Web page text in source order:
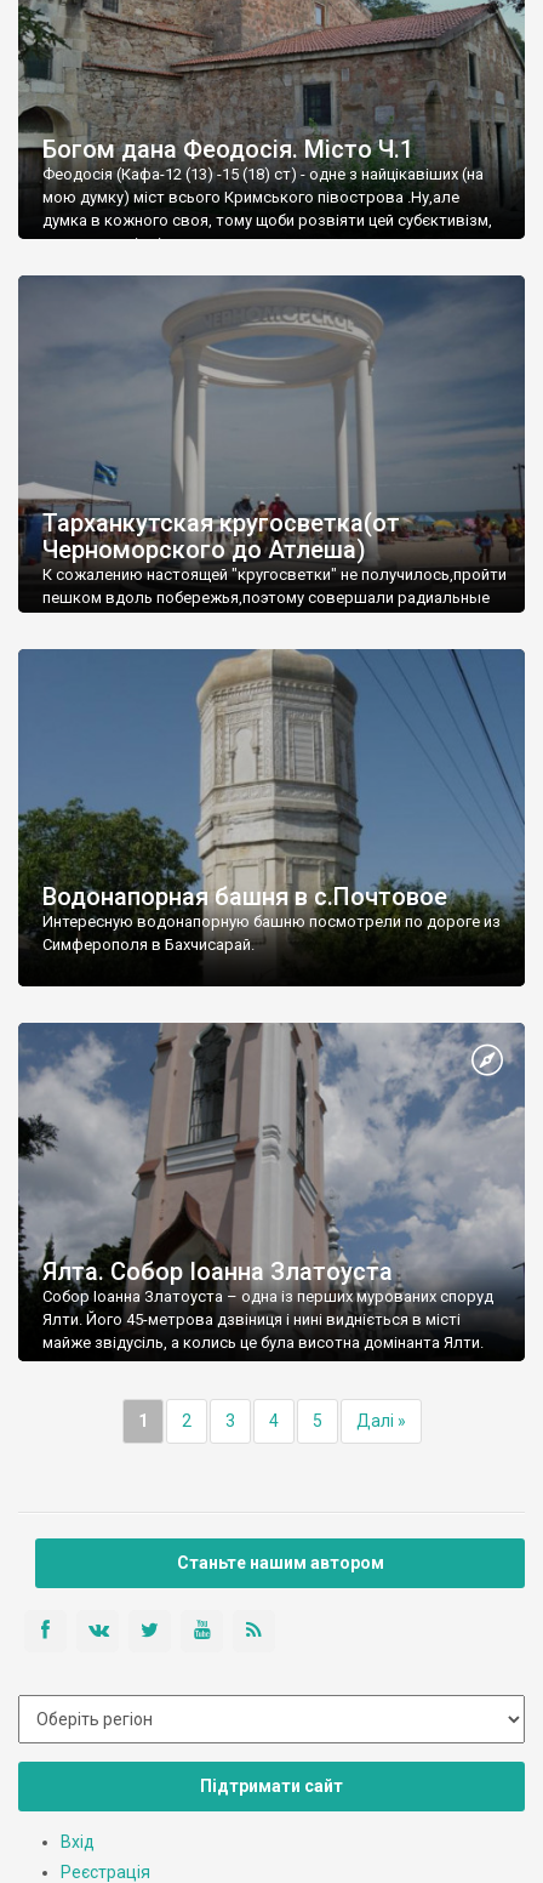
Богом дана Феодосія. Місто Ч.1
Феодосія (Кафа-12 (13) -15 (18) ст) - одне з найцікавіших (на
мою думку) міст всього Кримського півострова .Ну,але
думка в кожного своя, тому щоби розвіяти цей субєктивізм,
запрошую відвідати це
Тарханкутская кругосветка(от
Черноморского до Атлеша)
К сожалению настоящей "кругосветки" не получилось,пройти
пешком вдоль побережья,поэтому совершали радиальные
Водонапорная башня в с.Почтовое
Интересную водонапорную башню посмотрели по дороге из
Симферополя в Бахчисарай.
Ялта. Собор Іоанна Златоуста
Собор Іоанна Златоуста – одна із перших мурованих споруд
Ялти. Його 45-метрова дзвіниця і нині видніється в місті
майже звідусіль, а колись це була висотна домінанта Ялти.
1 2 3 4 5 Далі »
Станьте нашим автором
Підтримати сайт
Вхід
Реєстрація